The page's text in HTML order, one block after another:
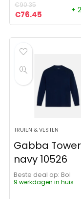
€90.35
Oorspronkelijke
€76.45 Huidige+
TRUIEN & VESTEN
Gabba
navy 10526
Beste deal op:
Bol
9 werkdagen in huis